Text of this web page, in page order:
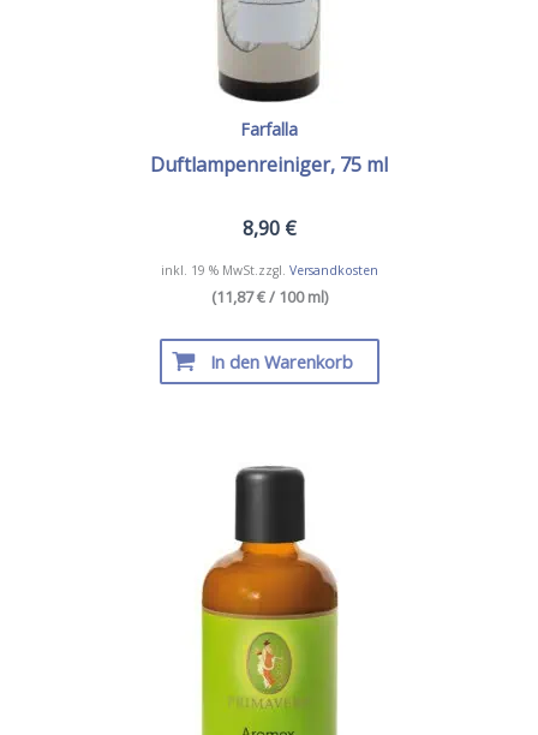
Farfalla
Duftlampenreiniger, 75 ml
8,90 €
inkl. 19 % MwSt. zzgl. Versandkosten
(11,87 € / 100 ml)
In den Warenkorb